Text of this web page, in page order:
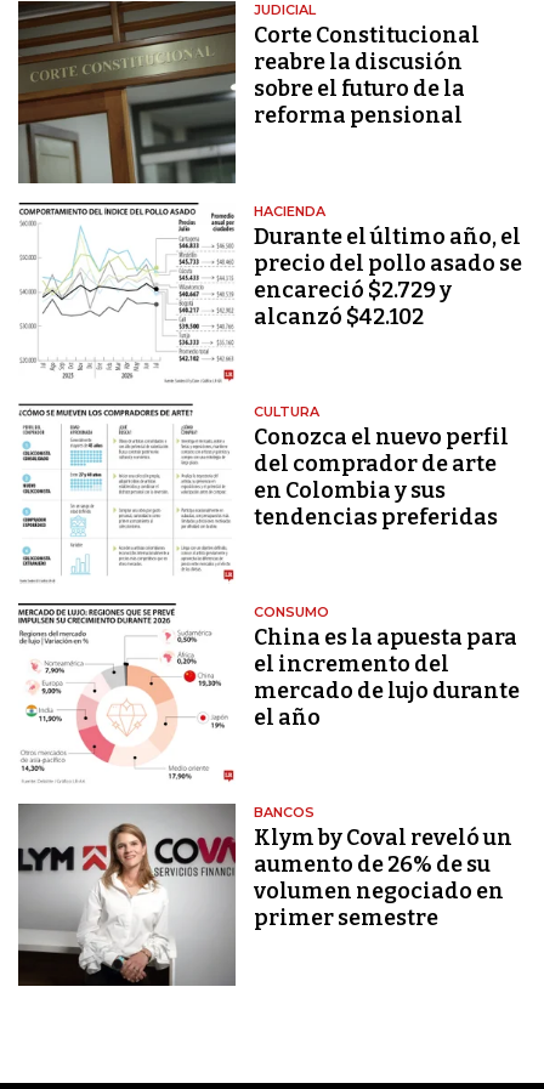
JUDICIAL
Corte Constitucional
reabre la discusión
sobre el futuro de la
reforma pensional
HACIENDA
Durante el último año, el
precio del pollo asado se
encareció $2.729 y
alcanzó $42.102
CULTURA
Conozca el nuevo perfil
del comprador de arte
en Colombia y sus
tendencias preferidas
CONSUMO
China es la apuesta para
el incremento del
mercado de lujo durante
el año
BANCOS
Klym by Coval reveló un
aumento de 26% de su
volumen negociado en
primer semestre